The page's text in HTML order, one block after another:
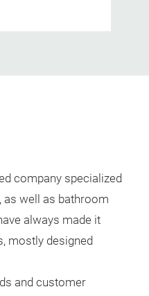
company specialized
as well as bathroom
always made it
mostly designed
and customer